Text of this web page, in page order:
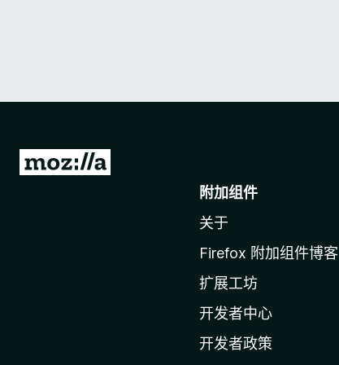
转
附加组件
关于
Firefox 附加组件博客
扩展工坊
开发者中心
开发者政策